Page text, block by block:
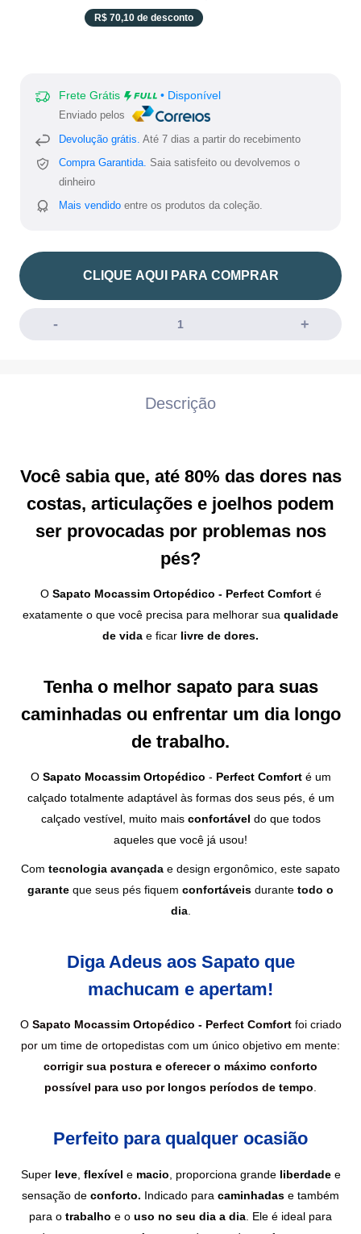
pt-
R$ 70,10 de desconto
Frete Grátis • Disponível
Enviado pelos
Devolução grátis. Até 7 dias a partir do recebimento
Compra Garantida. Saia satisfeito ou devolvemos o
dinheiro
Mais vendido entre os produtos da coleção.
CLIQUE AQUI PARA COMPRAR
Descrição
Você sabia que, até 80% das dores nas
costas, articulações e joelhos podem
ser provocadas por problemas nos
pés?
O Sapato Mocassim Ortopédico - Perfect Comfort é
exatamente o que você precisa para melhorar sua qualidade
de vida e ficar livre de dores.
Tenha o melhor sapato para suas
caminhadas ou enfrentar um dia longo
de trabalho.
OSapato Mocassim Ortopédico - Perfect Comfort é um
calçado totalmente adaptável às formas dos seus pés, é um
calçado vestível, muito mais confortável do que todos
aqueles que você já usou!
Com tecnologia avançada e design ergonômico, este sapato
garante que seus pés fiquem confortáveis durante todo o
dia.
Diga Adeus aos Sapato que
machucam e apertam!
O Sapato Mocassim Ortopédico - Perfect Comfortfoi criado
por um time de ortopedistas com um único objetivo em mente:
corrigir sua postura e oferecer o máximo conforto
possível para uso por longos períodos de tempo.
Perfeito para qualquer ocasião
Super leve, flexível e macio , proporciona grande liberdade e
sensação de conforto. Indicado para caminhadas e também
para o trabalho e o uso no seu dia a dia . Ele é ideal para